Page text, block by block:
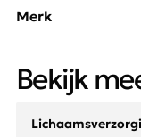
Merk
producten van
jouw favoriete
thuiskomen.
Bekijk